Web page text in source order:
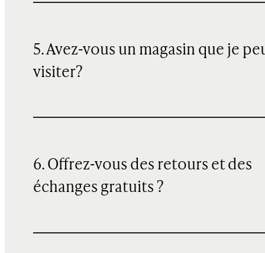
5. Avez-vous un magasin que je
visiter?
6. Offrez-vous des retours et des
échanges gratuits ?